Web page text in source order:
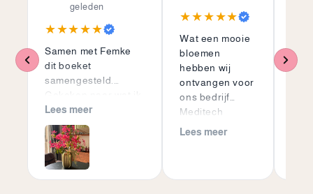
geleden
★★★★★
Samen met Femke
dit boeket
samengesteld.
Gekeken naar wat ik
wil en leuke ideeën.
Super blij met dit
mooie boeket!
Lees meer
★★★★★
Wat een mooie
bloemen
hebben wij
ontvangen voor
ons bedrijf
Meditech
Europe! Veel
Lees meer